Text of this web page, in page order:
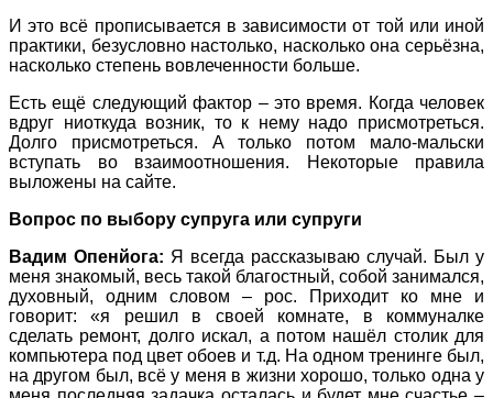
И это всё прописывается в зависимости от той или иной
практики, безусловно настолько, насколько она серьёзна,
насколько степень вовлеченности больше.
Есть ещё следующий фактор – это время. Когда человек
вдруг ниоткуда возник, то к нему надо присмотреться.
Долго присмотреться. А только потом мало-мальски
вступать во взаимоотношения. Некоторые правила
выложены на сайте.
Вопрос по выбору супруга или супруги
Вадим Опенйога: Я всегда рассказываю случай. Был у
меня знакомый, весь такой благостный, собой занимался,
духовный, одним словом – рос. Приходит ко мне и
говорит: «я решил в своей комнате, в коммуналке
сделать ремонт, долго искал, а потом нашёл столик для
компьютера под цвет обоев и т.д. На одном тренинге был,
на другом был, всё у меня в жизни хорошо, только одна у